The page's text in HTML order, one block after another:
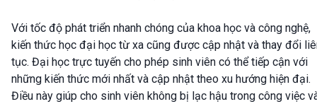
Với tốc độ phát triển nhanh chóng của khoa học và công nghệ,
kiến thức học đại học từ xa cũng được cập nhật và thay đổi
tục. Đại học trực tuyến cho phép sinh viên có thể tiếp cận với
những kiến thức mới nhất và cập nhật theo xu hướng hiện đại.
Điều này giúp cho sinh viên không bị lạc hậu trong công việc